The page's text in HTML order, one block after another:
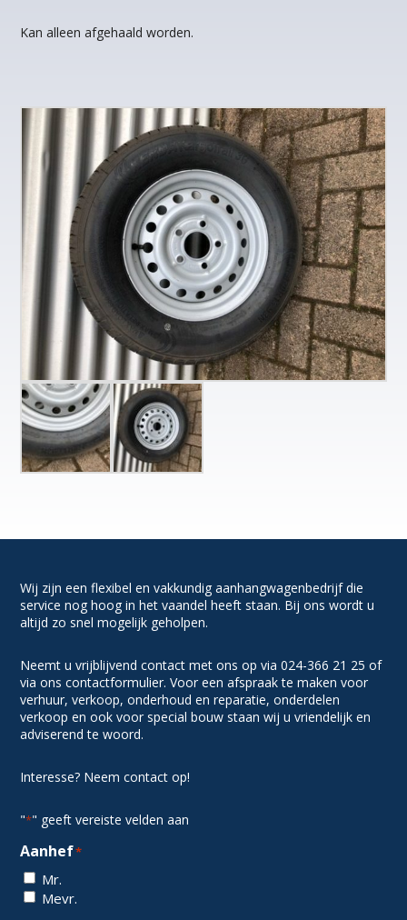
Kan alleen afgehaald worden.
Wij zijn een flexibel en vakkundig aanhangwagenbedrijf die
service nog hoog in het vaandel heeft staan. Bij ons wordt u
altijd zo snel mogelijk geholpen.
Neemt u vrijblijvend contact met ons op via 024-366 21 25 of
via ons contactformulier. Voor een afspraak te maken voor
verhuur, verkoop, onderhoud en reparatie, onderdelen
verkoop en ook voor special bouw staan wij u vriendelijk en
adviserend te woord.
Interesse? Neem contact op!
"*" geeft vereiste velden aan
Aanhef*
Mr.
Mevr.